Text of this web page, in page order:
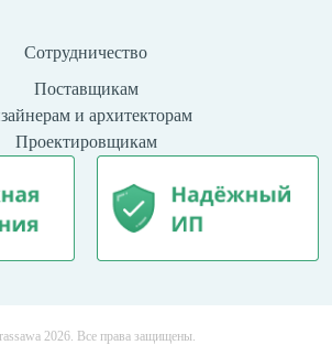
Сотрудничество
Поставщикам
и архитекторам
Проектировщикам
2026. Все права защищены.